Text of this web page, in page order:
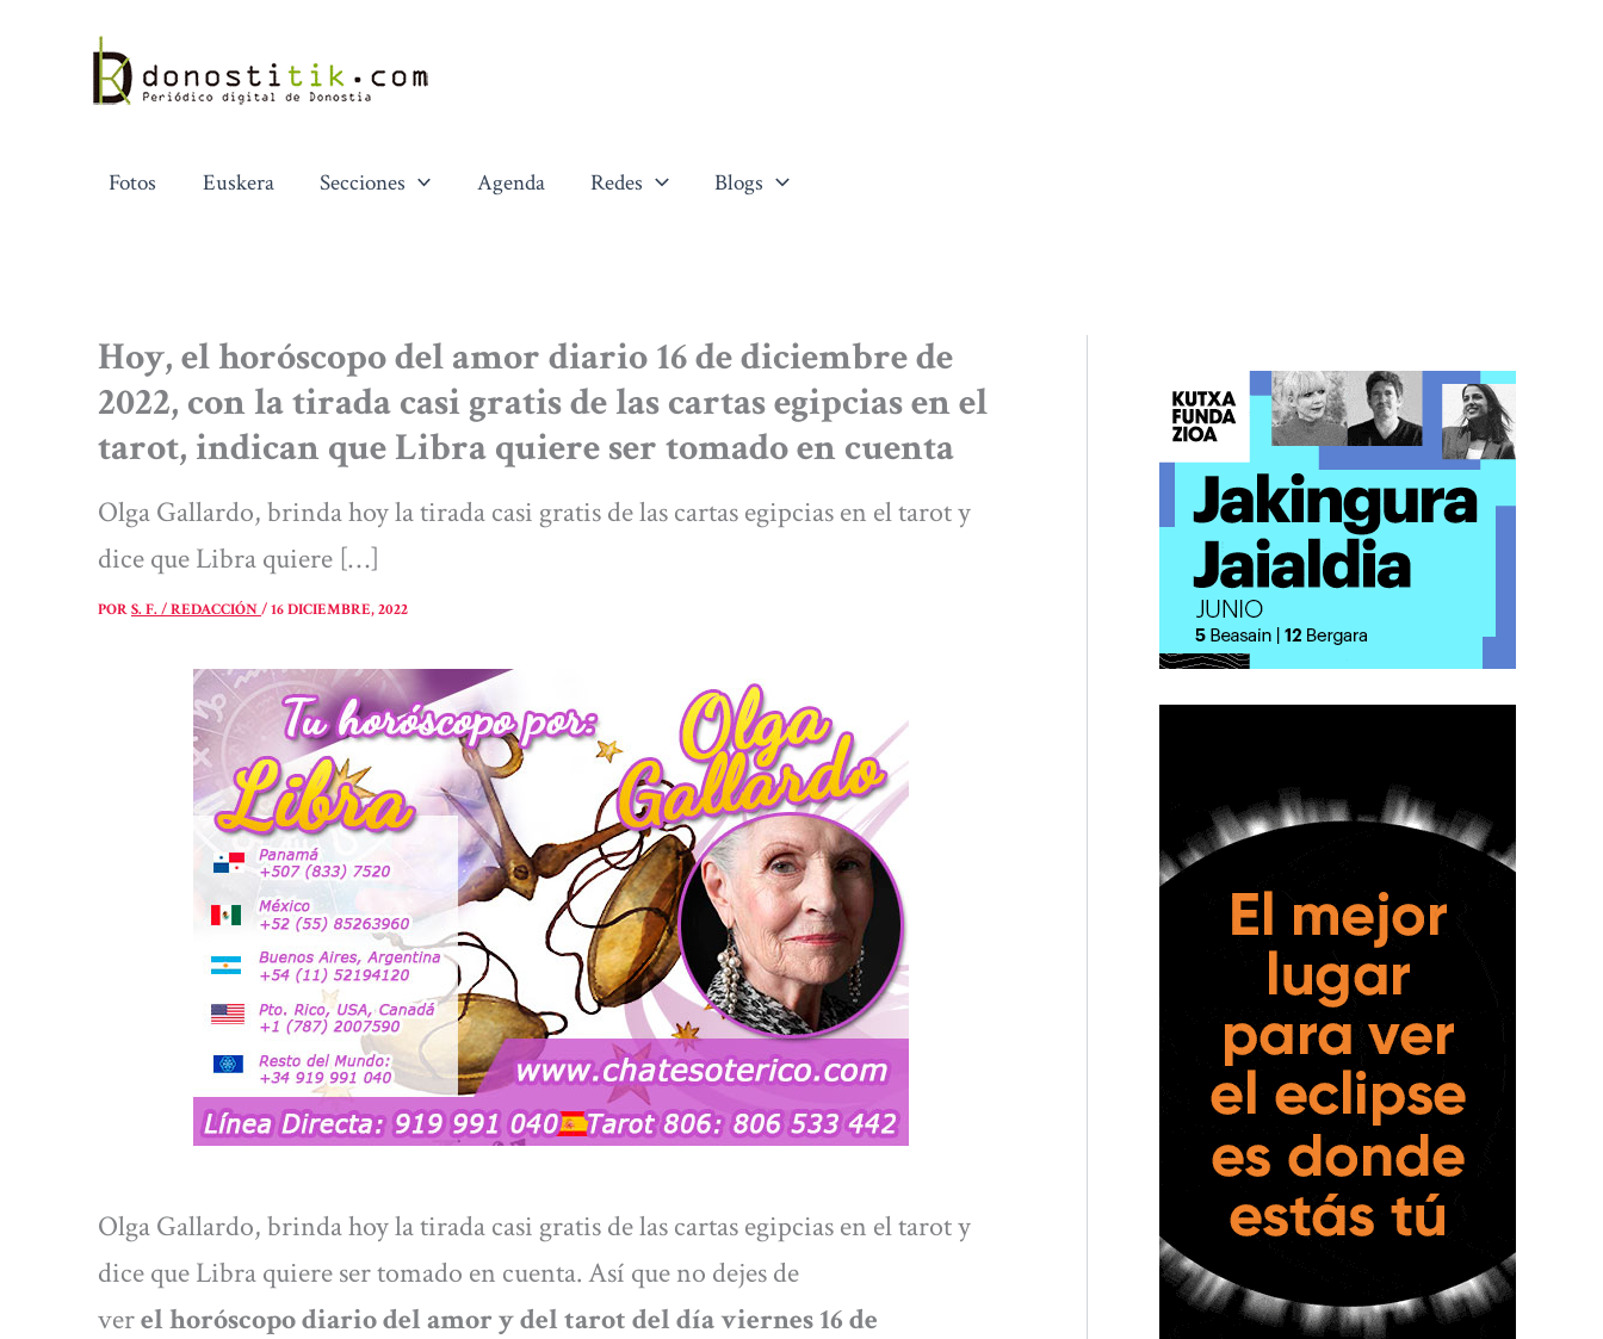
contenido
Fotos Euskera Secciones Agenda Redes Blogs
Hoy, el horóscopo del amor diario 16 de diciembre de
2022, con la tirada casi gratis de las cartas egipcias en el
tarot, indican que Libra quiere ser tomado en cuenta
Olga Gallardo, brinda hoy la tirada casi gratis de las cartas egipcias en el tarot y
dice que Libra quiere […]
PORS. F. / REDACCIÓN/16 DICIEMBRE, 2022
Olga Gallardo, brinda hoy la tirada casi gratis de las cartas egipcias en el tarot y
dice que Libra quiere ser tomado en cuenta. Así que no dejes de
verel horóscopo diario del amor y del tarot del día viernes 16de